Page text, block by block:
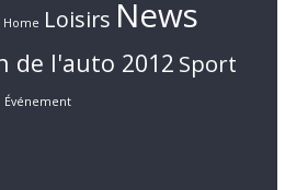
Home Loisirs News
de l'auto 2012 Sport
Événement